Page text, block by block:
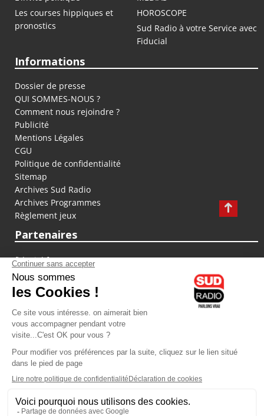
Les courses hippiques et
pronostics
HOROSCOPE
Sud Radio à votre Service avec
Fiducial
Informations
Dossier de presse
QUI SOMMES-NOUS ?
Comment nous rejoindre ?
Publicité
Mentions Légales
CGU
Politique de confidentialité
Sitemap
Archives Sud Radio
Archives Programmes
Règlement jeux
Partenaires
fiducial.fr
lyoncapitale.fr
olympique-et-lyonnais.com
L'application Iphone / Android
Téléchargez l'application
Les cookies
Gestion des cookies